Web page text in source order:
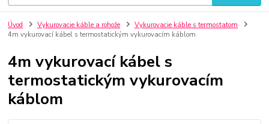
Úvod Vykurovacie káble a rohože
Vykurovacie káble s termostatom
4m vykurovací kábel s termostatickým vykurovacím káblom
4m vykurovací kábel s
termostatickým vykurovacím
káblom